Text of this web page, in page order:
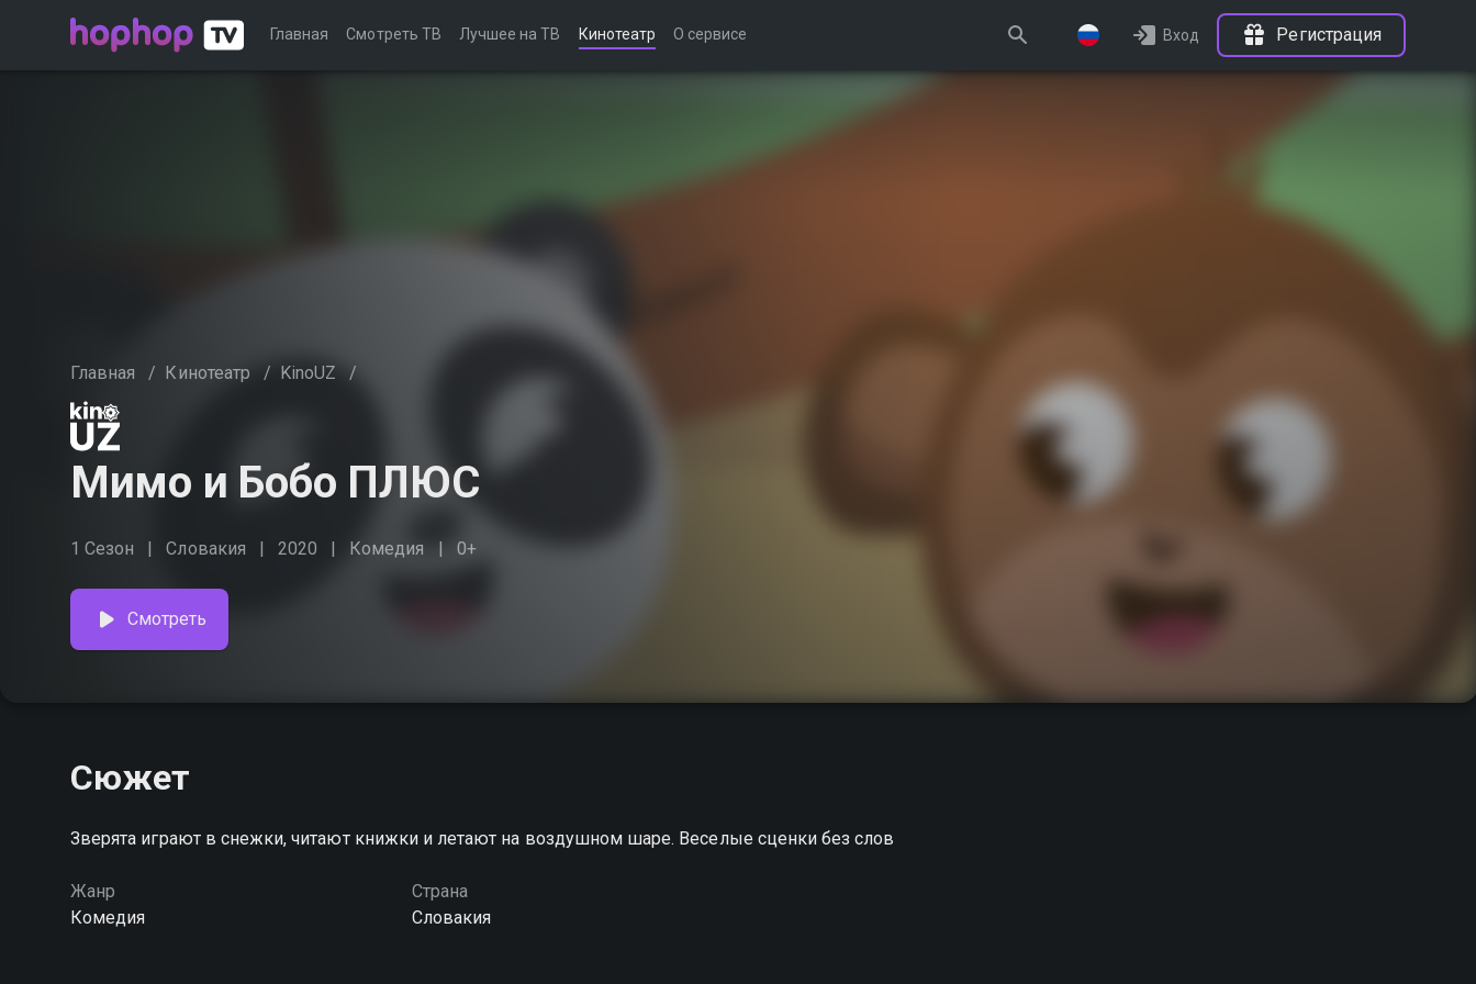
Главная Смотреть ТВ Лучшее на ТВ Кинотеатр О сервисе Вход Регистрация
Главная / Кинотеатр / KinoUZ /
Мимо и Бобо ПЛЮС
1 Сезон Словакия 2020 Комедия 0+
Смотреть
Сюжет
Зверята играют в снежки, читают книжки и летают на воздушном шаре. Веселые сценки без слов
Жанр
Комедия
Страна
Словакия